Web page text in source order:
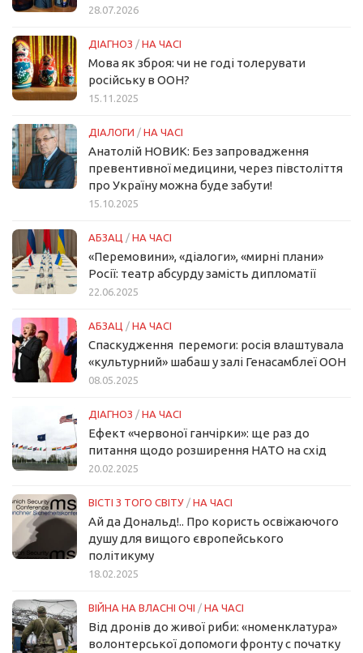
28.07.2026
ДІАГНОЗ / НА ЧАСІ
Мова як зброя: чи не годі толерувати
російську в ООН?
15.11.2025
ДІАЛОГИ / НА ЧАСІ
Анатолій НОВИК: Без запровадження
превентивної медицини, через півстоліття
про Україну можна буде забути!
15.10.2025
АБЗАЦ / НА ЧАСІ
«Перемовини», «діалоги», «мирні плани»
Росії: театр абсурду замість дипломатії
22.06.2025
АБЗАЦ / НА ЧАСІ
Спаскудження перемоги: росія влаштувала
«культурний» шабаш у залі Генасамблеї ООН
08.05.2025
ДІАГНОЗ / НА ЧАСІ
Ефект «червоної ганчірки»: ще раз до
питання щодо розширення НАТО на схід
20.02.2025
ВІСТІ З ТОГО СВІТУ / НА ЧАСІ
Ай да Дональд!.. Про користь освіжаючого
душу для вищого європейського
політикуму
18.02.2025
ВІЙНА НА ВЛАСНІ ОЧІ / НА ЧАСІ
Від дронів до живої риби: «номенклатура»
волонтерської допомоги фронту с початку